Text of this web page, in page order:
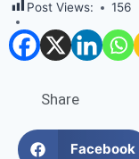
Post Views: 156
Share
Facebook